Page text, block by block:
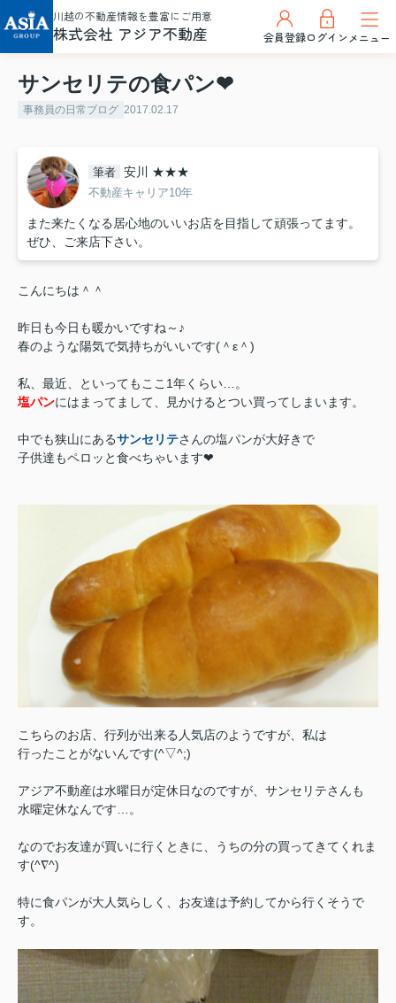
川越の不動産情報を豊富にご用意
株式会社 アジア不動産 会員登録ログインメニュー
サンセリテの食パン❤
事務員の日常ブログ 2017.02.17
筆者 安川 ★★★
不動産キャリア10年
また来たくなる居心地のいいお店を目指して頑張ってます。
ぜひ、ご来店下さい。
こんにちは＾＾
昨日も今日も暖かいですね～♪
春のような陽気で気持ちがいいです(＾ε＾)
私、最近、といってもここ1年くらい…。
塩パンにはまってまして、見かけるとつい買ってしまいます。
中でも狭山にあるサンセリテさんの塩パンが大好きで
子供達もペロッと食べちゃいます❤
こちらのお店、行列が出来る人気店のようですが、私は
行ったことがないんです(^▽^;)
アジア不動産は水曜日が定休日なのですが、サンセリテさんも
水曜定休なんです…。
なのでお友達が買いに行くときに、うちの分の買ってきてくれま
す(^∇^)
特に食パンが大人気らしく、お友達は予約してから行くそうで
す。